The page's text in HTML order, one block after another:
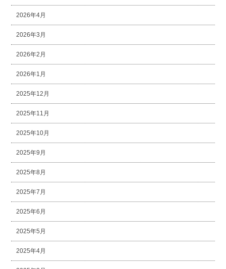
2026年4月
2026年3月
2026年2月
2026年1月
2025年12月
2025年11月
2025年10月
2025年9月
2025年8月
2025年7月
2025年6月
2025年5月
2025年4月